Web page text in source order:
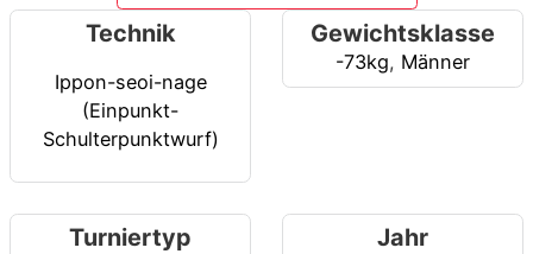
Technik
Ippon-seoi-nage
(Einpunkt-
Schulterpunktwurf)
Gewichtsklasse
-73kg, Männer
Turniertyp Jahr